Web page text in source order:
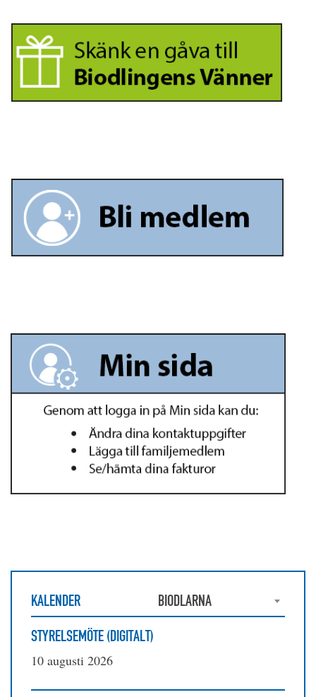
KALENDER
BIODLARNA
STYRELSEMÖTE (DIGITALT)
10 augusti 2026